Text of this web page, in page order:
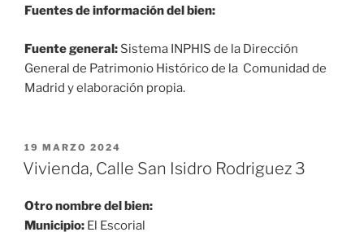
Fuentes de información del bien:
Fuente general: Sistema INPHIS de la Dirección
General de Patrimonio Histórico de la Comunidad de
Madrid y elaboración propia.
PUBLICADO
EL
19 MARZO 2024
Vivienda, Calle San Isidro Rodriguez 3
Otro nombre del bien:
Municipio: El Escorial